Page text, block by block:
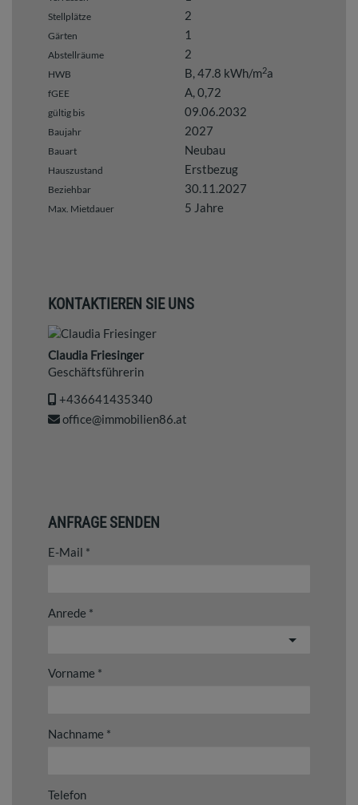
Stellplätze 2
Gärten 1
Abstellräume 2
HWB B, 47.8 kWh/m2a
fGEE A, 0,72
gültig bis 09.06.2032
Baujahr 2027
Bauart Neubau
Hauszustand Erstbezug
Beziehbar 30.11.2027
Max. Mietdauer 5 Jahre
KONTAKTIEREN SIE UNS
Claudia Friesinger
Geschäftsführerin
+436641435340
office@immobilien86.at
ANFRAGE SENDEN
E-Mail
Anrede
Vorname
Nachname
Telefon